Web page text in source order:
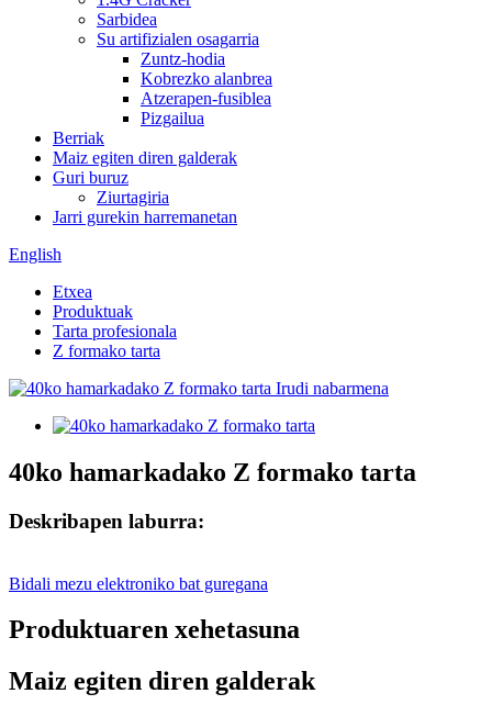
Sarbidea
Su artifizialen osagarria
Zuntz-hodia
Kobrezko alanbrea
Atzerapen-fusiblea
Pizgailua
Berriak
Maiz egiten diren galderak
Guri buruz
Ziurtagiria
Jarri gurekin harremanetan
English
Etxea
Produktuak
Tarta profesionala
Z formako tarta
40ko hamarkadako Z formako tarta
Deskribapen laburra:
Bidali mezu elektroniko bat guregana
Produktuaren xehetasuna
Maiz egiten diren galderak